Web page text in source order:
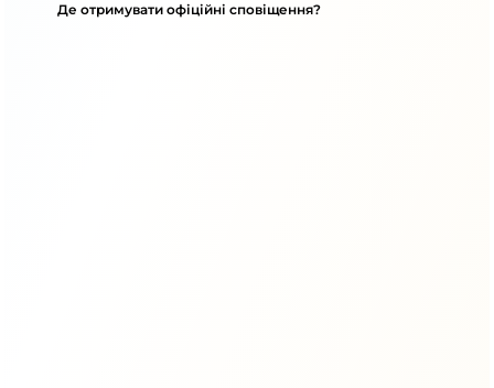
Де отримувати офіційні сповіщення?